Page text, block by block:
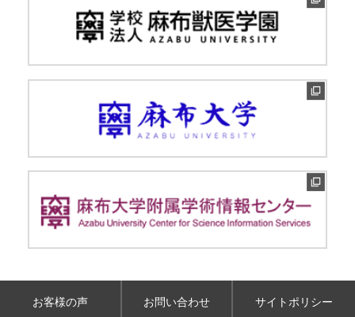
お客様の声 お問い合わせ サイトポリシー